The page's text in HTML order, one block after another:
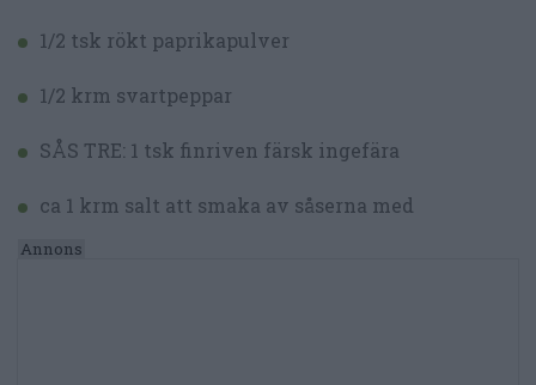
1/2 tsk rökt paprikapulver
1/2 krm svartpeppar
SÅS TRE: 1 tsk finriven färsk ingefära
ca 1 krm salt att smaka av såserna med